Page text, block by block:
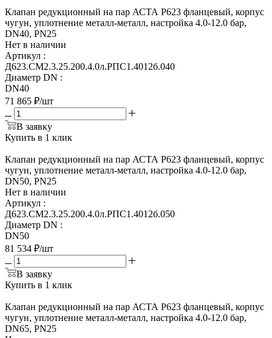
Клапан редукционный на пар АСТА Р623 фланцевый, корпус
чугун, уплотнение металл-металл, настройка 4.0-12.0 бар,
DN40, PN25
Нет в наличии
Артикул :
Д623.СМ2.3.25.200.4.0л.РПС1.4012б.040
Диаметр DN :
DN40
71 865 ₽/шт
В заявку
Купить в 1 клик
Клапан редукционный на пар АСТА Р623 фланцевый, корпус
чугун, уплотнение металл-металл, настройка 4.0-12.0 бар,
DN50, PN25
Нет в наличии
Артикул :
Д623.СМ2.3.25.200.4.0л.РПС1.4012б.050
Диаметр DN :
DN50
81 534 ₽/шт
В заявку
Купить в 1 клик
Клапан редукционный на пар АСТА Р623 фланцевый, корпус
чугун, уплотнение металл-металл, настройка 4.0-12.0 бар,
DN65, PN25